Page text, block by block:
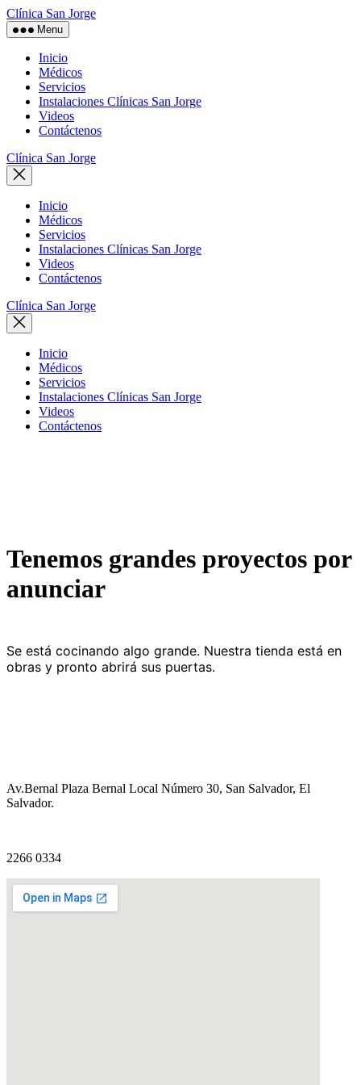
Skip
to
the
content
Clínica San Jorge
Menu
Inicio
Médicos
Servicios
Instalaciones Clínicas San Jorge
Videos
Contáctenos
Clínica San Jorge
Inicio
Médicos
Servicios
Instalaciones Clínicas San Jorge
Videos
Contáctenos
Clínica San Jorge
Inicio
Médicos
Servicios
Instalaciones Clínicas San Jorge
Videos
Contáctenos
Tenemos grandes proyectos por
anunciar
Se está cocinando algo grande. Nuestra tienda está en
obras y pronto abrirá sus puertas.
Av.Bernal Plaza Bernal Local Número 30, San Salvador, El
Salvador.
2266 0334